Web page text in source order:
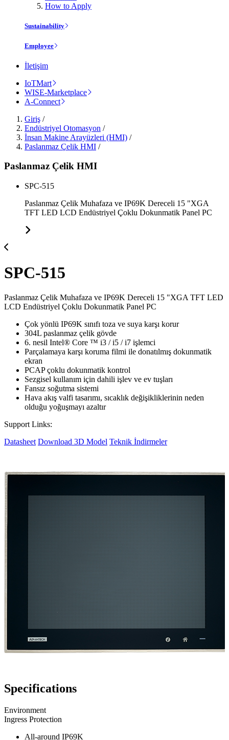
How to Apply
Sustainability
Employee
İletişim
IoTMart
WISE-Marketplace
A-Connect
Giriş /
Endüstriyel Otomasyon /
İnsan Makine Arayüzleri (HMI) /
Paslanmaz Çelik HMI /
Paslanmaz Çelik HMI
SPC-515
Paslanmaz Çelik Muhafaza ve IP69K Dereceli 15 "XGA
TFT LED LCD Endüstriyel Çoklu Dokunmatik Panel PC
SPC-515
Paslanmaz Çelik Muhafaza ve IP69K Dereceli 15 "XGA TFT LED
LCD Endüstriyel Çoklu Dokunmatik Panel PC
Çok yönlü IP69K sınıfı toza ve suya karşı korur
304L paslanmaz çelik gövde
6. nesil Intel® Core ™ i3 / i5 / i7 işlemci
Parçalamaya karşı koruma filmi ile donatılmış dokunmatik
ekran
PCAP çoklu dokunmatik kontrol
Sezgisel kullanım için dahili işlev ve ev tuşları
Fansız soğutma sistemi
Hava akış valfi tasarımı, sıcaklık değişikliklerinin neden
olduğu yoğuşmayı azaltır
Support Links:
Datasheet Download 3D Model Teknik İndirmeler
Specifications
Environment
Ingress Protection
All-around IP69K